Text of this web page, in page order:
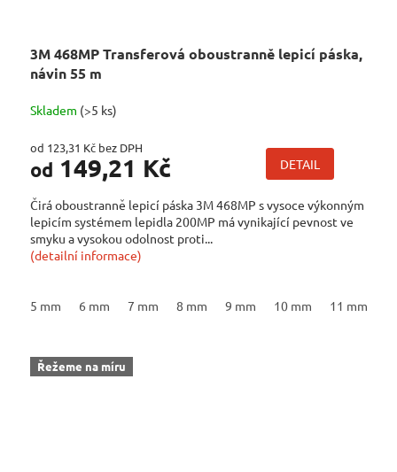
3M 468MP Transferová oboustranně lepicí páska,
návin 55 m
Skladem (>5 ks)
od 123,31 Kč bez DPH
od 149,21 Kč DETAIL
Čirá oboustranně lepicí páska 3M 468MP s vysoce výkonným
lepicím systémem lepidla 200MP má vynikající pevnost ve
smyku a vysokou odolnost proti...
(detailní informace)
5 mm 6 mm 7 mm 8 mm 9 mm 10 mm 11 mm
Řežeme na míru